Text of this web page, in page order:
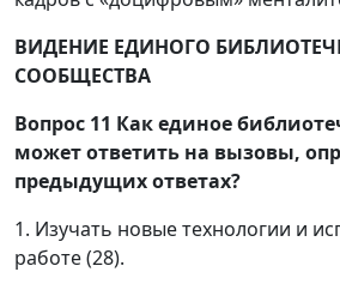
ВИДЕНИЕ ЕДИНОГО
СООБЩЕСТВА
Вопрос 11 Как единое
может ответить на вызовы,
предыдущих ответах?
1. Изучать новые технологии и
работе (28).